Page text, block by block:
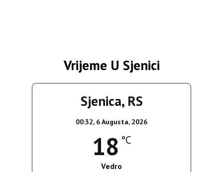
Vrijeme U Sjenici
Sjenica, RS
00:32, 6 Augusta, 2026
18 °C
Vedro